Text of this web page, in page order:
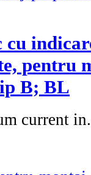
pentru
B; BL
current